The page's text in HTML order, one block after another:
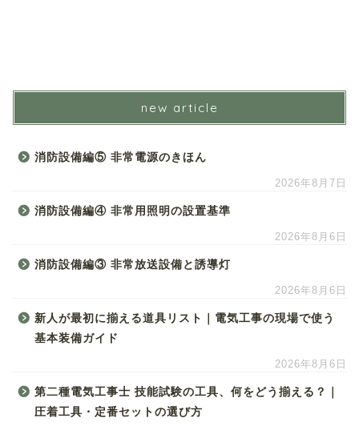
new article
消防設備編⑤ 非常電源のきほん
2026年8月7日
消防設備編④ 非常用照明の設置基準
2026年8月6日
消防設備編③ 非常放送設備と誘導灯
2026年8月6日
新人が最初に揃える道具リスト｜電気工事の現場で使う
基本装備ガイド
2026年8月6日
第二種電気工事士 技能試験の工具、何をどう揃える？｜
圧着工具・定番セットの選び方